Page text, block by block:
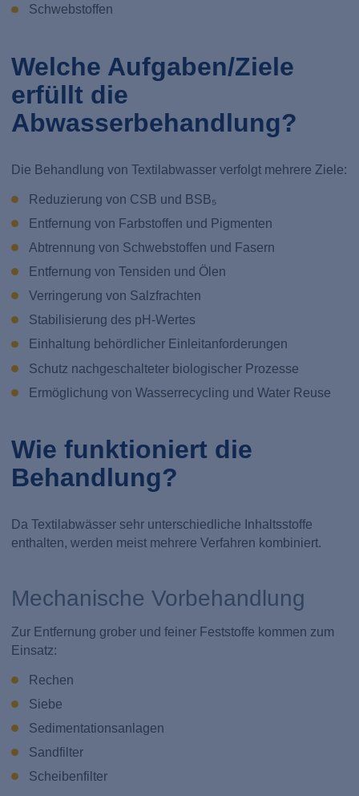
Schwebstoffen
Welche Aufgaben/Ziele
erfüllt die
Abwasserbehandlung?
Die Behandlung von Textilabwasser verfolgt mehrere Ziele:
Reduzierung von CSB und BSB₅
Entfernung von Farbstoffen und Pigmenten
Abtrennung von Schwebstoffen und Fasern
Entfernung von Tensiden und Ölen
Verringerung von Salzfrachten
Stabilisierung des pH-Wertes
Einhaltung behördlicher Einleitanforderungen
Schutz nachgeschalteter biologischer Prozesse
Ermöglichung von Wasserrecycling und Water Reuse
Wie funktioniert die
Behandlung?
Da Textilabwässer sehr unterschiedliche Inhaltsstoffe
enthalten, werden meist mehrere Verfahren kombiniert.
Mechanische Vorbehandlung
Zur Entfernung grober und feiner Feststoffe kommen zum
Einsatz:
Rechen
Siebe
Sedimentationsanlagen
Sandfilter
Scheibenfilter